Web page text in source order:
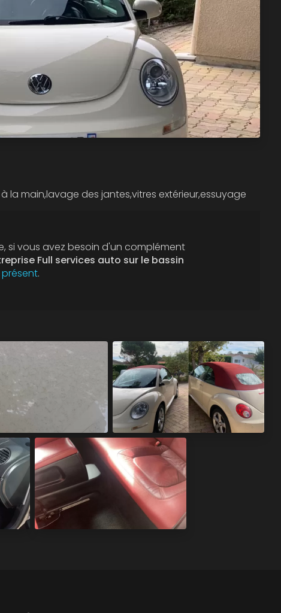
la main,lavage des jantes,vitres extérieur,essuyage
si vous avez besoin d'un complément
Full services auto sur le bassin
.